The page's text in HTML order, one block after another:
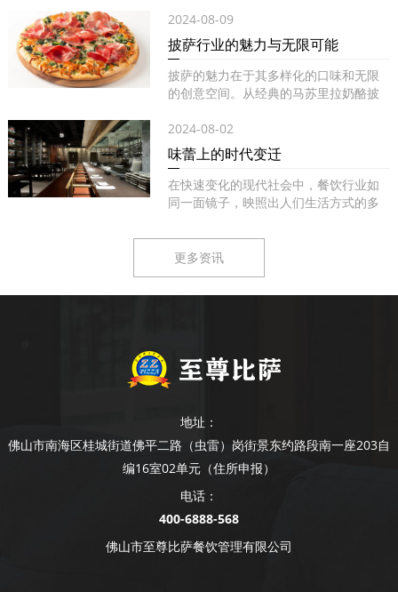
2024-08-09
披萨行业的魅力与无限可能
披萨的魅力在于其多样化的口味和无限
的创意空间。从经典的马苏里拉奶酪披
2024-08-02
味蕾上的时代变迁
在快速变化的现代社会中，餐饮行业如
同一面镜子，映照出人们生活方式的多
更多资讯
地址：
佛山市南海区桂城街道佛平二路（虫雷）岗街景东约路段南一座203自
编16室02单元（住所申报）
电话：
400-6888-568
佛山市至尊比萨餐饮管理有限公司